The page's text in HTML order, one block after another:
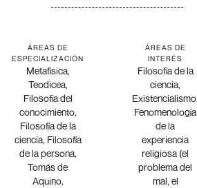
ÁREAS DE
ESPECIALIZACIÓN
Metafísica,
Teodicea,
Filosofía del
conocimiento,
Filosofía de la
ciencia, Filosofía
de la persona,
Tomás de
Aquino,
ÁREAS DE
INTERÉS
Filosofía de la
ciencia,
Fenomenología
de la
experiencia
religiosa (el
problema del
mal, el